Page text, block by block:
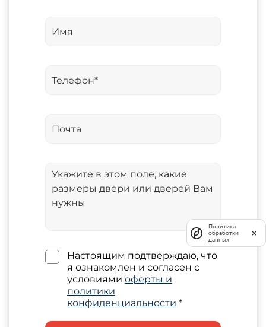
Настоящим подтверждаю, что
я ознакомлен и согласен с
условиями оферты и
политики
конфиденциальности *
Политика
обработки
данных